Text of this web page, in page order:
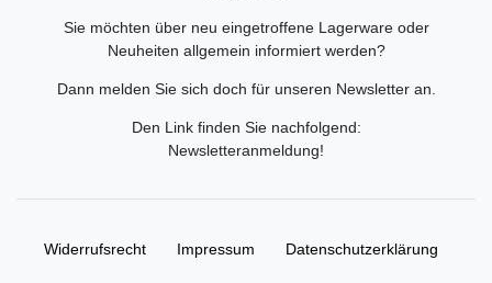
Sie möchten über neu eingetroffene Lagerware oder
Neuheiten allgemein informiert werden?
Dann melden Sie sich doch für unseren Newsletter an.
Den Link finden Sie nachfolgend:
Newsletteranmeldung!
Widerrufs­recht Impressum Daten­schutz­erklärung